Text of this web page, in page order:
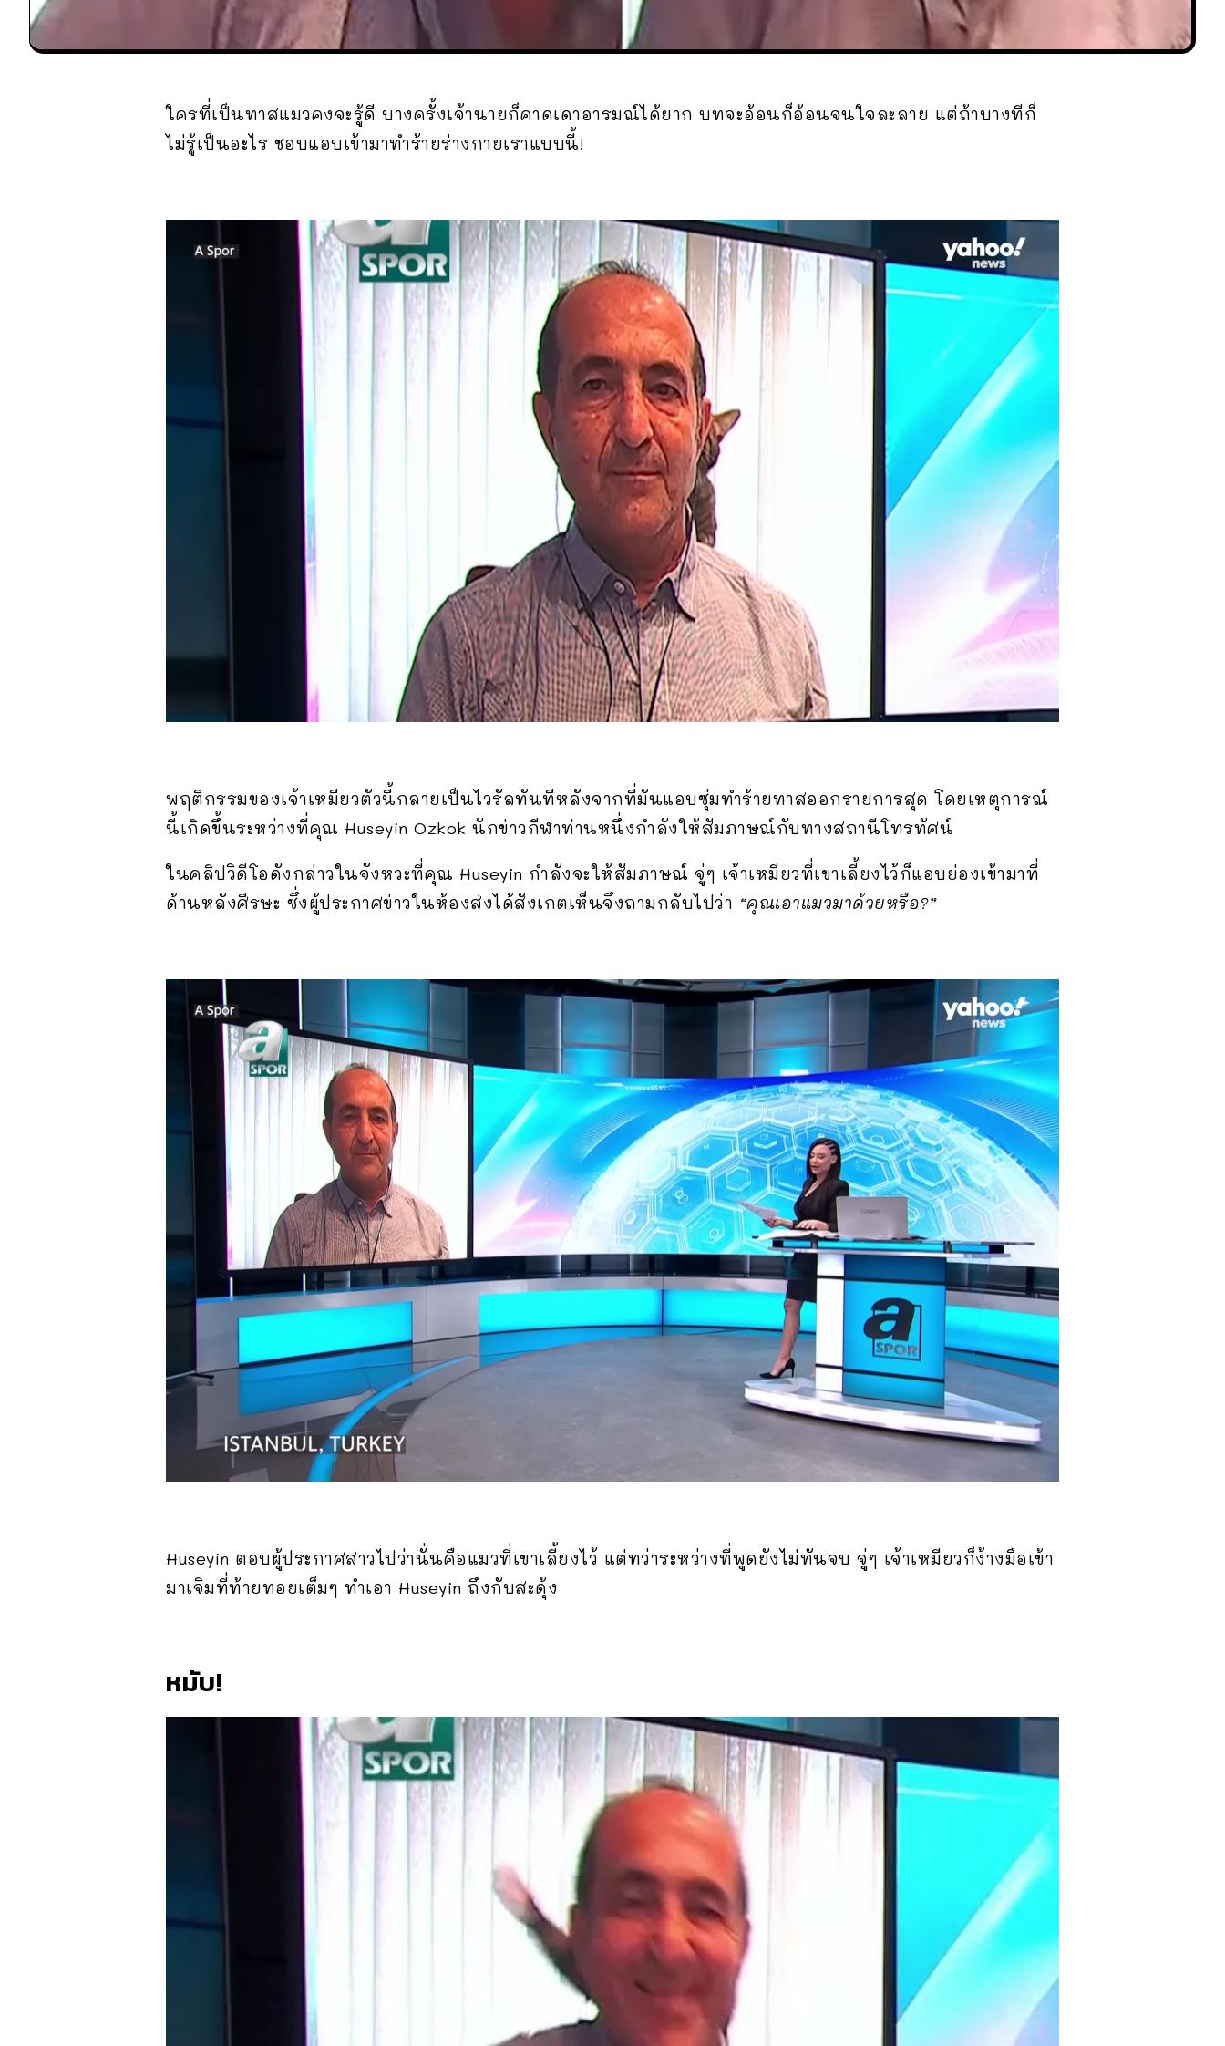
ใครที่เป็นทาสแมวคงจะรู้ดี บางครั้งเจ้านายก็คาดเดาอารมณ์ได้ยาก บทจะอ้อนก็อ้อนจนใจละลาย แต่ถ้าบางทีก็
ไม่รู้เป็นอะไร ชอบแอบเข้ามาทำร้ายร่างกายเราแบบนี้!
พฤติกรรมของเจ้าเหมียวตัวนี้กลายเป็นไวรัลทันทีหลังจากที่มันแอบซุ่มทำร้ายทาสออกรายการสุด โดยเหตุการณ์
นี้เกิดขึ้นระหว่างที่คุณ Huseyin Ozkok นักข่าวกีฬาท่านหนึ่งกำลังให้สัมภาษณ์กับทางสถานีโทรทัศน์
ในคลิปวิดีโอดังกล่าวในจังหวะที่คุณ Huseyin กำลังจะให้สัมภาษณ์ จู่ๆ เจ้าเหมียวที่เขาเลี้ยงไว้ก็แอบย่องเข้ามาที่
ด้านหลังศีรษะ ซึ่งผู้ประกาศข่าวในห้องส่งได้สังเกตเห็นจึงถามกลับไปว่า “คุณเอาแมวมาด้วยหรือ?”
Huseyin ตอบผู้ประกาศสาวไปว่านั่นคือแมวที่เขาเลี้ยงไว้ แต่ทว่าระหว่างที่พูดยังไม่ทันจบ จู่ๆ เจ้าเหมียวก็ง้างมือเข้า
มาเจิมที่ท้ายทอยเต็มๆ ทำเอา Huseyin ถึงกับสะดุ้ง
หมับ!